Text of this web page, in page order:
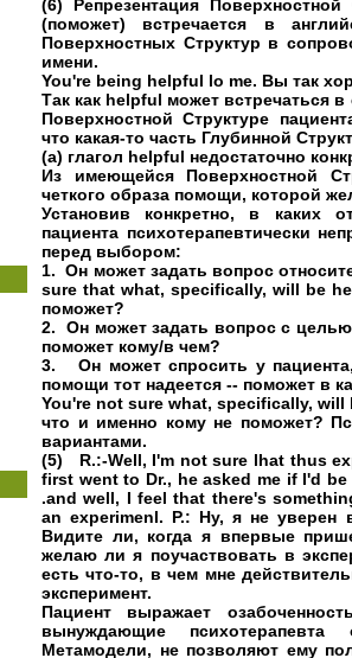
(6) Репрезентация
(поможет) встречается в
Поверхностных Структур в
имени.
You're being helpful lo me. Вы так
Так как helpful может встречаться
Поверхностной Структуре
что какая-то часть Глубинной
(а) глагол helpful недостаточно
Из имеющейся Поверхностной
четкого образа помощи, которой
Установив конкретно, в каких
пациента психотерапевтически
перед выбором:
1. Он может задать вопрос
sure that what, specifically, will be
поможет?
2. Он может задать вопрос с
поможет кому/в чем?
3. Он может спросить у
помощи тот надеется -- поможет в
You're not sure what, specifically,
что и именно кому не поможет?
вариантами.
(5) R.:-Well, I'm not sure lhat thus
first went to Dr., he asked me if I'd
.and well, I feel that there's
an experimenl. P.: Ну, я не уверен
Видите ли, когда я впервые
желаю ли я поучаствовать в
есть что-то, в чем мне
эксперимент.
Пациент выражает
вынуждающие психотерапевта
Метамодели, не позволяют ему